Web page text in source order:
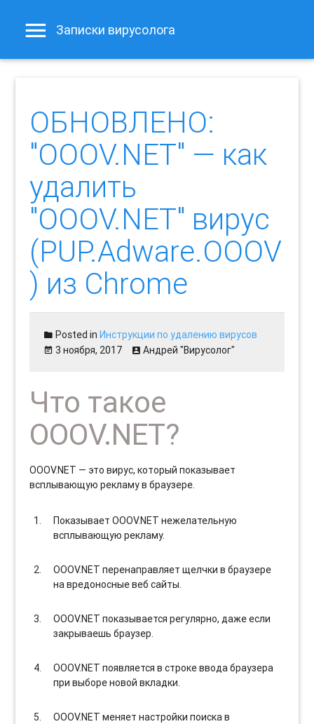
Записки вирусолога
ОБНОВЛЕНО:
"OOOV.NET" — как
удалить
"OOOV.NET" вирус
(PUP.Adware.OOOV
) из Chrome
Posted inИнструкции по удалению вирусов
3 ноября, 2017
Андрей "Вирусолог"
Что такое
OOOV.NET?
OOOV.NET — это вирус, который показывает
всплывающую рекламу в браузере.
Показывает OOOV.NET нежелательную
всплывающую рекламу.
OOOV.NET перенаправляет щелчки в браузере
на вредоносные веб сайты.
OOOV.NET показывается регулярно, даже если
закрываешь браузер.
OOOV.NET появляется в строке ввода браузера
при выборе новой вкладки.
OOOV.NET меняет настройки поиска в